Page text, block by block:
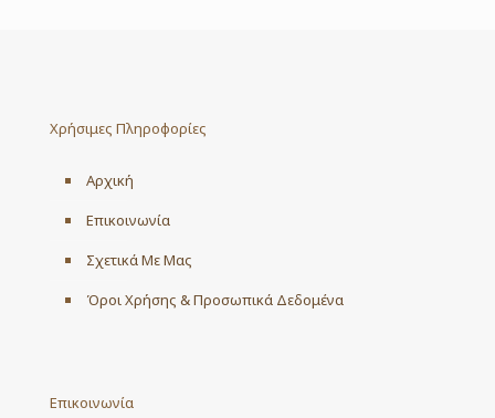
be
on
product
Χρήσιμες Πληροφορίες
Αρχική
Επικοινωνία
Σχετικά Με Μας
Όροι Χρήσης & Προσωπικά Δεδομένα
Επικοινωνία